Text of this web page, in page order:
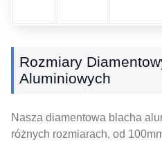
Rozmiary
Aluminiowych
Nasza diamentowa blacha
różnych rozmiarach, od